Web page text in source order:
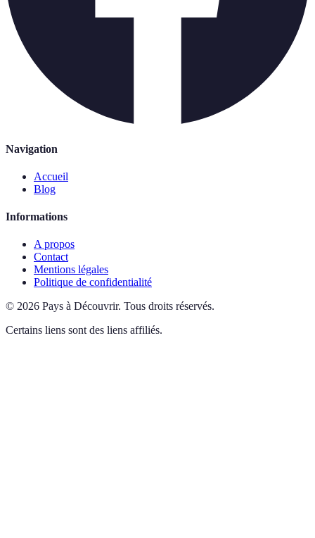
Navigation
Accueil
Blog
Informations
A propos
Contact
Mentions légales
Politique de confidentialité
© 2026 Pays à Découvrir. Tous droits réservés.
Certains liens sont des liens affiliés.